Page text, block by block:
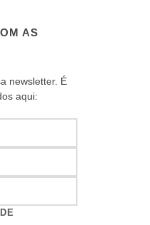
AS
newsletter. É
aqui: